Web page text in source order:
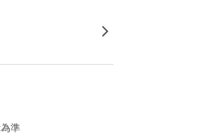
準